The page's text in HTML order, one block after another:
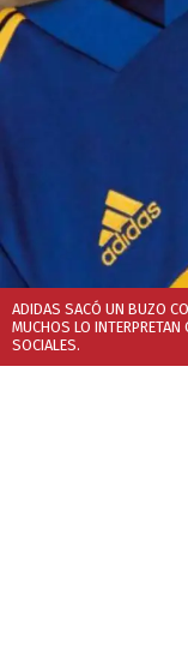
ADIDAS SACÓ UN BUZO
MUCHOS LO INTERPRETAN
SOCIALES.